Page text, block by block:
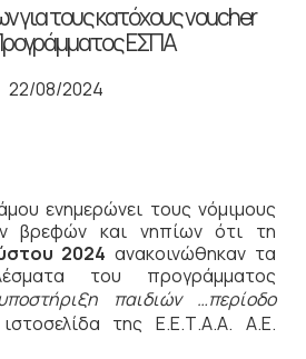
για τους κατόχους voucher
ΕΣΠΑ
22/08/2024
ενημερώνει τους νόμιμους
βρεφών και νηπίων ότι τη
2024ανακοινώθηκαν τα
του προγράμματος
παιδιών …περίοδο
της Ε.Ε.Τ.Α.Α. Α.Ε.